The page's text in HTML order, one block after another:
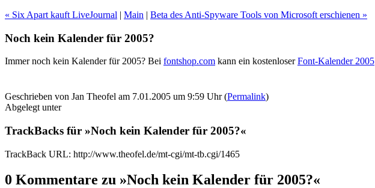
« Six Apart kauft LiveJournal | Main | Beta des Anti-Spyware Tools von Microsoft erschienen »
Noch kein Kalender für 2005?
Immer noch kein Kalender für 2005? Bei fontshop.com kann ein kostenloserFont-Kalender 2005
Geschrieben von Jan Theofel am 7.01.2005 um 9:59 Uhr (Permalink)
Abgelegt unter
TrackBacks für »Noch kein Kalender für 2005?«
TrackBack URL: http://www.theofel.de/mt-cgi/mt-tb.cgi/1465
0 Kommentare zu »Noch kein Kalender für 2005?«